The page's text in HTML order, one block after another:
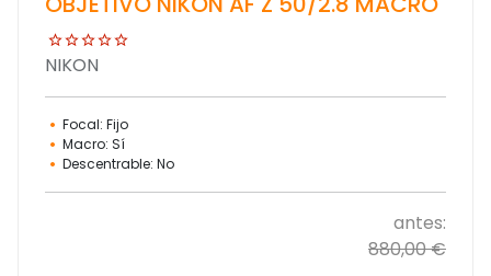
NIKON
Focal: Fijo
Macro: Sí
Descentrable: No
antes:
880,00 €